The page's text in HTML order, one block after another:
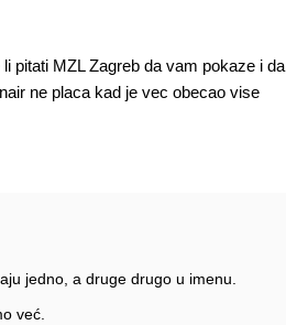
pitati MZL Zagreb da vam pokaze i da
ne placa kad je vec obecao vise
jedno, a druge drugo u imenu.
već.